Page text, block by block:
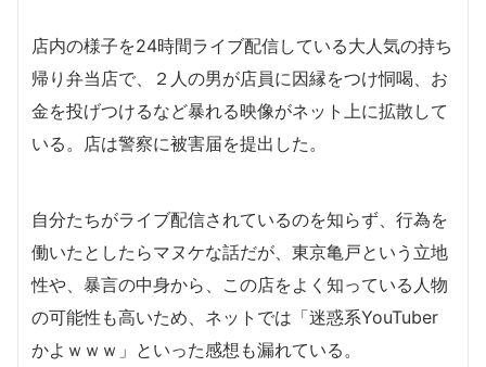
店内の様子を24時間ライブ配信している大人気の持ち
帰り弁当店で、２人の男が店員に因縁をつけ恫喝、お
金を投げつけるなど暴れる映像がネット上に拡散して
いる。店は警察に被害届を提出した。
自分たちがライブ配信されているのを知らず、行為を
働いたとしたらマヌケな話だが、東京亀戸という立地
性や、暴言の中身から、この店をよく知っている人物
の可能性も高いため、ネットでは「迷惑系YouTuber
かよｗｗｗ」といった感想も漏れている。